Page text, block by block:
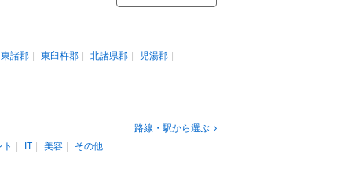
東諸郡 東臼杵郡 北諸県郡 児湯郡
路線・駅から選ぶ
IT 美容 その他